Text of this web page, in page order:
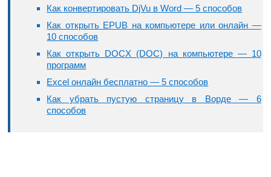
Как конвертировать DjVu в Word — 5 способов
Как открыть EPUB на компьютере или онлайн —
10 способов
Как открыть DOCX (DOC) на компьютере — 10
программ
Excel онлайн бесплатно — 5 способов
Как убрать пустую страницу в Ворде — 6
способов